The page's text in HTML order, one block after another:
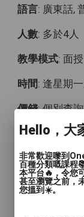
語言: 廣東話,
人數: 多於4人
教學模式: 面授
時間: 逢星期
價錢: 個別查詢
服務地區: 葵
It’s a
城門谷游泳
Hello，大
非常歡迎嚟到
百種分類嘅課程
本平台🔥，令您
甚至瀏覽之前，
您搵到☀️。